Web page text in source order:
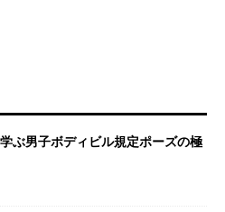
ぶ男子ボディビル規定ポーズの極